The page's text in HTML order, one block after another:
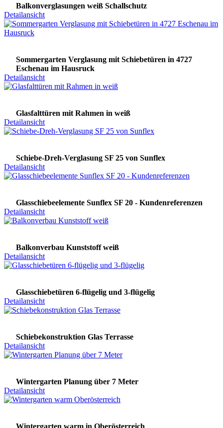
Balkonverglasungen weiß Schallschutz
Detailansicht
Sommergarten Verglasung mit Schiebetüren in 4727
Eschenau im Hausruck
Detailansicht
Glasfalttüren mit Rahmen in weiß
Detailansicht
Schiebe-Dreh-Verglasung SF 25 von Sunflex
Detailansicht
Glasschiebeelemente Sunflex SF 20 - Kundenreferenzen
Detailansicht
Balkonverbau Kunststoff weiß
Detailansicht
Glasschiebetüren 6-flügelig und 3-flügelig
Detailansicht
Schiebekonstruktion Glas Terrasse
Detailansicht
Wintergarten Planung über 7 Meter
Detailansicht